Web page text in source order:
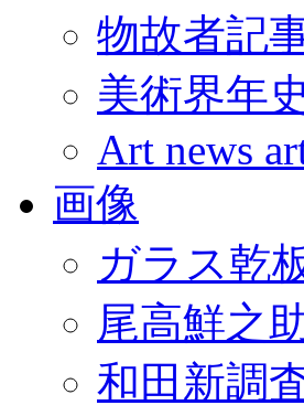
物故者記
美術界年史
Art news
画像
ガラス乾
尾高鮮之
和田新調